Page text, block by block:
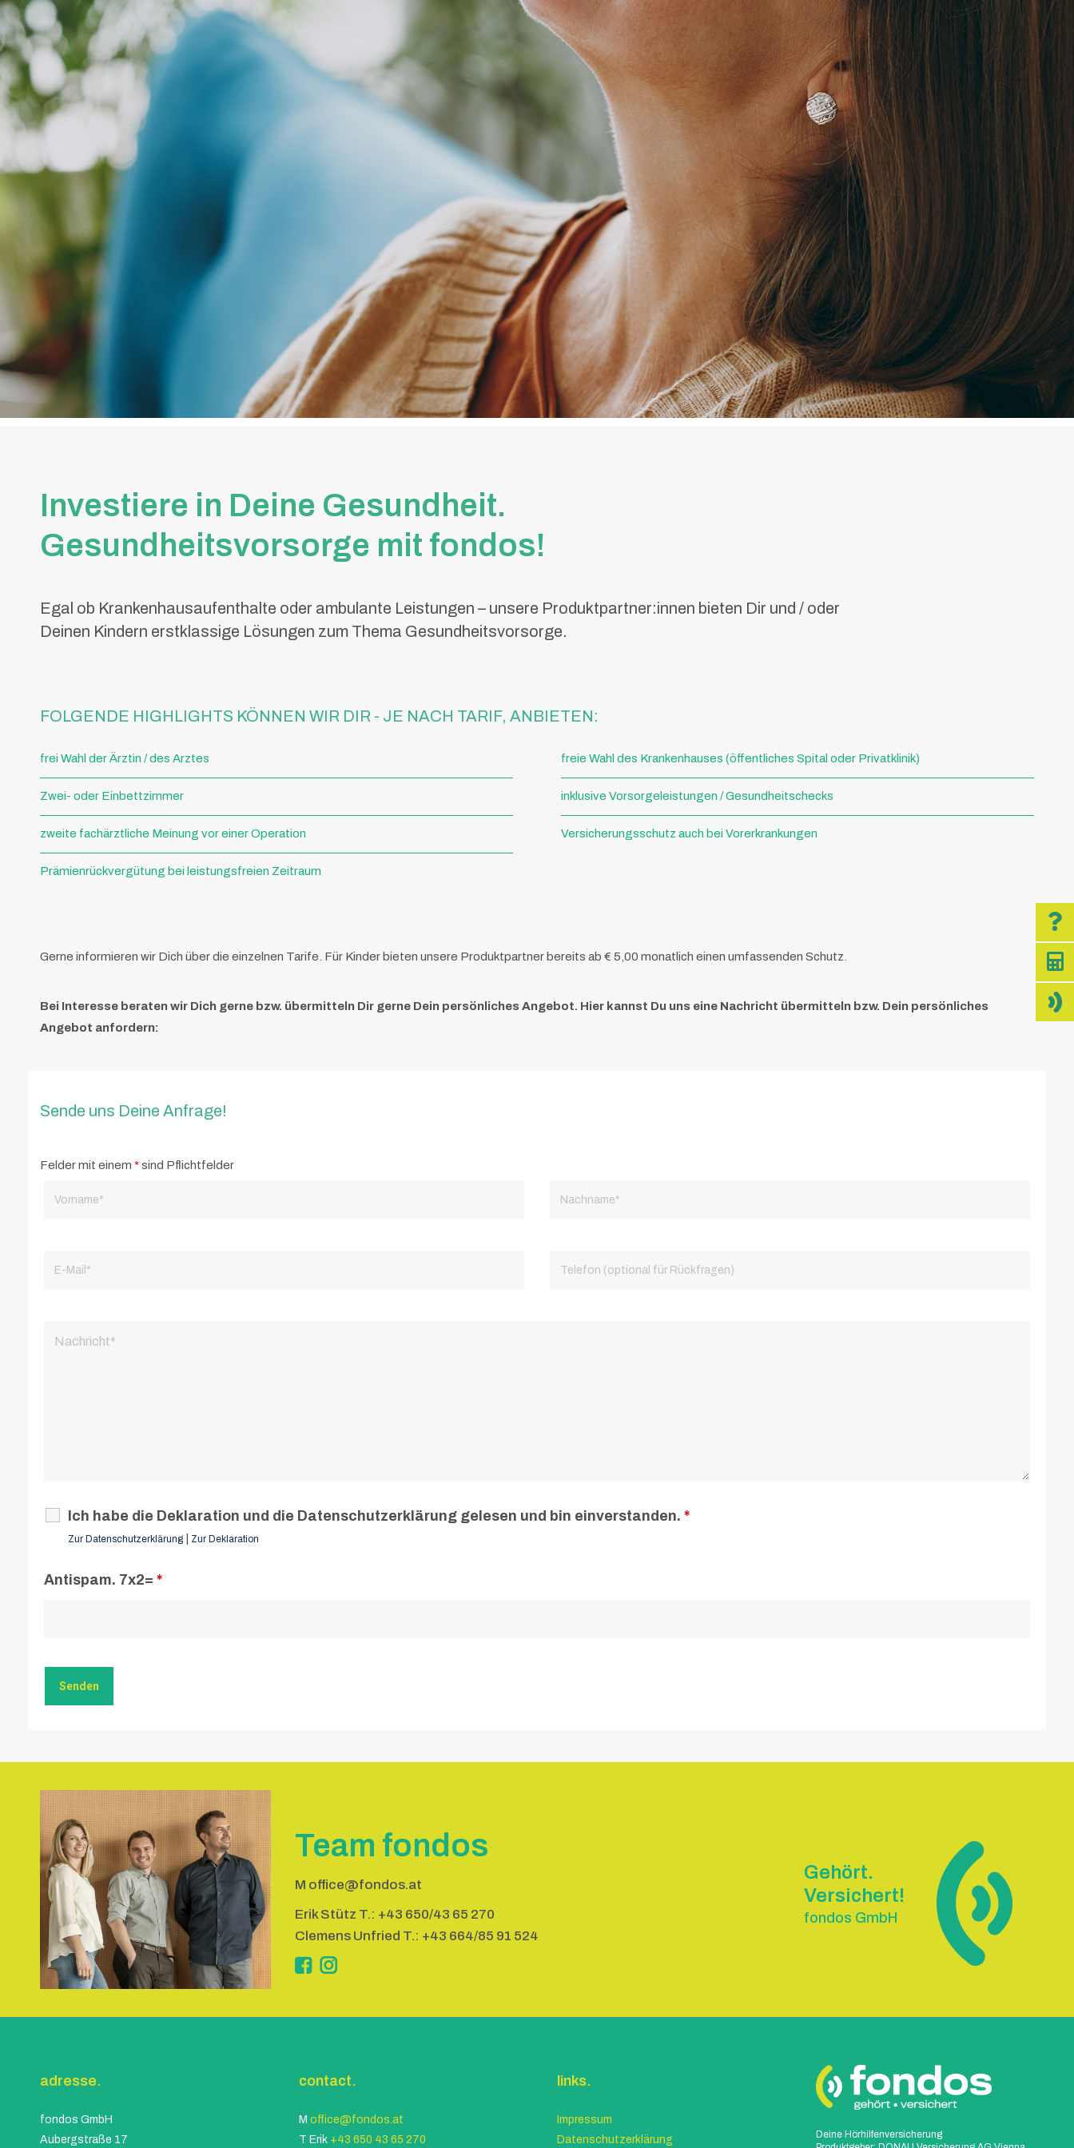
Investiere in Deine Gesundheit.
Gesundheitsvorsorge mit fondos!
Egal ob Krankenhausaufenthalte oder ambulante Leistungen – unsere Produktpartner:innen bieten Dir und / oder
Deinen Kindern erstklassige Lösungen zum Thema Gesundheitsvorsorge.
FOLGENDE HIGHLIGHTS KÖNNEN WIR DIR - JE NACH TARIF, ANBIETEN:
frei Wahl der Ärztin / des Arztes
Zwei- oder Einbettzimmer
zweite fachärztliche Meinung vor einer Operation
Prämienrückvergütung bei leistungsfreien Zeitraum
freie Wahl des Krankenhauses (öffentliches Spital oder Privatklinik)
inklusive Vorsorgeleistungen / Gesundheitschecks
Versicherungsschutz auch bei Vorerkrankungen
Gerne informieren wir Dich über die einzelnen Tarife. Für Kinder bieten unsere Produktpartner bereits ab € 5,00 monatlich einen umfassenden Schutz.
Bei Interesse beraten wir Dich gerne bzw. übermitteln Dir gerne Dein persönliches Angebot. Hier kannst Du uns eine Nachricht übermitteln bzw. Dein persönliches
Angebot anfordern:
Sende uns Deine Anfrage!
Felder mit einem *sind Pflichtfelder
Ich habe die Deklaration und die Datenschutzerklärung gelesen und bin einverstanden. *
Zur Datenschutzerklärung Zur Deklaration
Antispam. 7x2= *
Team fondos
M office@fondos.at
Erik Stütz T.: +43 650/43 65 270
Clemens Unfried T.: +43 664/85 91 524
Instagram
Gehört.
Versichert!
fondos GmbH
adresse.
fondos GmbH
Aubergstraße 17
contact.
M office@fondos.at
T Erik +43 650 43 65 270
links.
Impressum
Datenschutzerklärung
Deine Hörhilfenversicherung